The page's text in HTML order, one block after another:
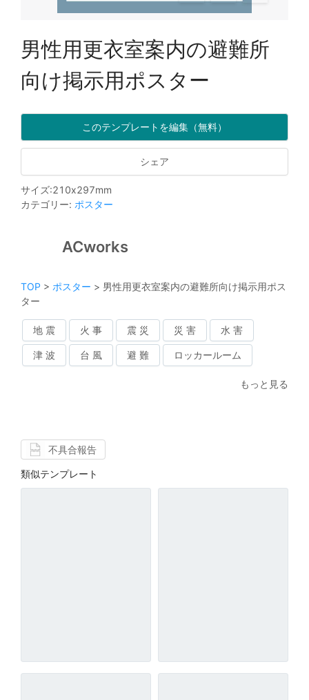
男性用更衣室案内の避難所
向け掲示用ポスター
このテンプレートを編集（無料）
シェア
サイズ:210x297mm
カテゴリー: ポスター
ACworks
TOP > ポスター > 男性用更衣室案内の避難所向け掲示用ポス
ター
地 震 火 事 震 災 災 害 水 害
津 波 台 風 避 難 ロッカールーム
もっと見る
不具合報告
類似テンプレート